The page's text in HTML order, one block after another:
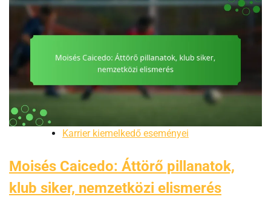
Karrier kiemelkedő eseményei
Moisés Caicedo: Áttörő pillanatok,
klub siker, nemzetközi elismerés